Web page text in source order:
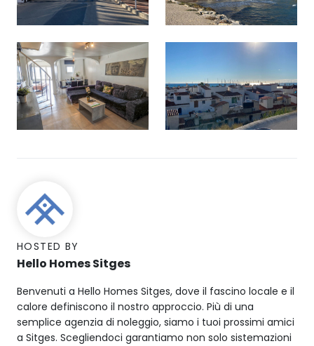
HOSTED BY
Hello Homes Sitges
Benvenuti a Hello Homes Sitges, dove il fascino locale e il
calore definiscono il nostro approccio. Più di una
semplice agenzia di noleggio, siamo i tuoi prossimi amici
a Sitges. Scegliendoci garantiamo non solo sistemazioni